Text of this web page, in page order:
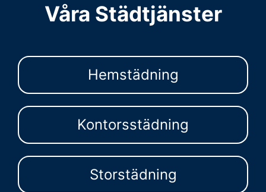
Våra Städtjänster
Hemstädning
Kontorsstädning
Storstädning